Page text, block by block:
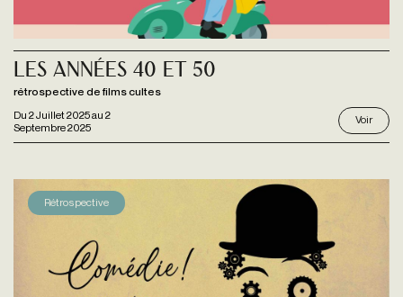
Du 2 Juillet 2025au 2
Septembre 2025
Les Années 40 et 50
rétrospective de films cultes
Voir
Rétrospective